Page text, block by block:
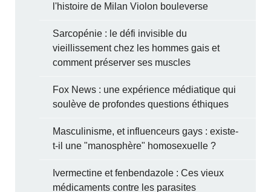
l'histoire de Milan Violon bouleverse
Sarcopénie : le défi invisible du
vieillissement chez les hommes gais et
comment préserver ses muscles
Fox News : une expérience médiatique qui
soulève de profondes questions éthiques
Masculinisme, et influenceurs gays : existe-
t-il une "manosphère" homosexuelle ?
Ivermectine et fenbendazole : Ces vieux
médicaments contre les parasites